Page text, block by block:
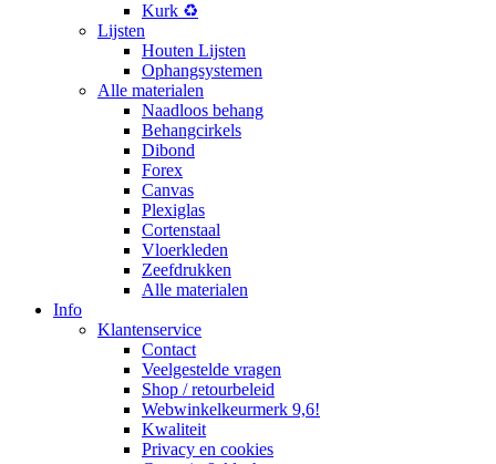
Kurk ♻️
Lijsten
Houten Lijsten
Ophangsystemen
Alle materialen
Naadloos behang
Behangcirkels
Dibond
Forex
Canvas
Plexiglas
Cortenstaal
Vloerkleden
Zeefdrukken
Alle materialen
Info
Klantenservice
Contact
Veelgestelde vragen
Shop / retourbeleid
Webwinkelkeurmerk 9,6!
Kwaliteit
Privacy en cookies